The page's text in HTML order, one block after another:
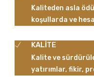
Kaliteden asla
koşullarda ve
KALİTE
Kalite ve
yatırımlar, fikir,